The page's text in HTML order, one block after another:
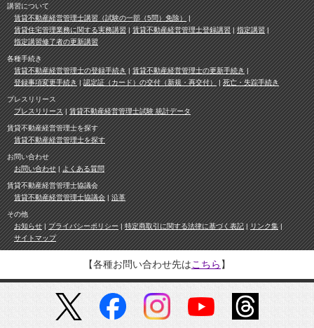
講習について
賃貸不動産経営管理士講習（試験の一部（5問）免除）
賃貸住宅管理業務に関する実務講習
賃貸不動産経営管理士登録講習
指定講習
指定講習修了者の更新講習
各種手続き
賃貸不動産経営管理士の登録手続き
賃貸不動産経営管理士の更新手続き
登録事項変更手続き
認定証（カード）の交付（新規・再交付） 死亡・失踪手続き
プレスリリース
プレスリリース
賃貸不動産経営管理士試験 統計データ
賃貸不動産経営管理士を探す
賃貸不動産経営管理士を探す
お問い合わせ
お問い合わせ
よくある質問
賃貸不動産経営管理士協議会
賃貸不動産経営管理士協議会
沿革
その他
お知らせ
プライバシーポリシー 特定商取引に関する法律に基づく表記
リンク集
サイトマップ
【各種お問い合わせ先はこちら 】